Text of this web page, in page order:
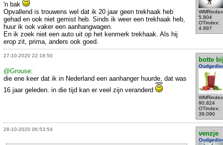
5.804
OTindex:
4.897
'n bak
Opvallend is trouwens wel dat ik 20 jaar geen trekhaak heb
gehad en ook niet gemist heb. Sinds ik weer een trekhaak heb,
huur ik ook vaker een aanhangwagen.
En ik zoek niet een auto uit op het kenmerk trekhaak. Als hij
erop zit, prima, anders ook goed.
27-10-2020 22:18:50
botte
90.824
OTindex:
39.090
@Grouse:
die ene keer dat ik in Nederland een aanhanger huurde, dat was
16 jaar geleden. in die tijd kan er veel zijn veranderd
28-10-2020 06:53:54
venzje